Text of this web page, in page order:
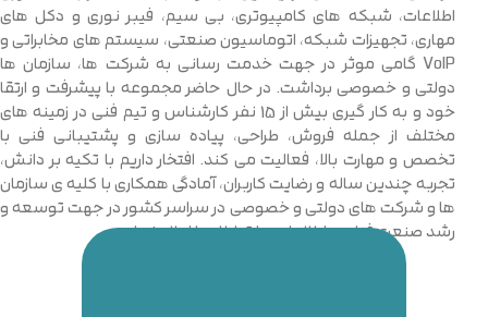
اطلاعات، شبکه های کامپیوتری، بی سیم، فیبر نوری و دکل های
مهاری، تجهیزات شبکه، اتوماسیون صنعتی، سیستم های مخابراتی و
VoIP گامی موثر در جهت خدمت رسانی به شرکت ها، سازمان ها
دولتی و خصوصی برداشت. در حال حاضر مجموعه با پیشرفت و ارتقا
خود و به کار گیری بیش از 15 نفر کارشناس و تیم فنی در زمینه های
مختلف از جمله فروش، طراحی، پیاده سازی و پشتیبانی فنی با
تخصص و مهارت بالا، فعالیت می کند. افتخار داریم با تکیه بر دانش،
تجربه چندین ساله و رضایت کاربران، آمادگی همکاری با کلیه ی سازمان
ها و شرکت های دولتی و خصوصی در سراسر کشور در جهت توسعه و
رشد صنعت فناوری اطلاعات و ارتباطات را اعلام نماییم.